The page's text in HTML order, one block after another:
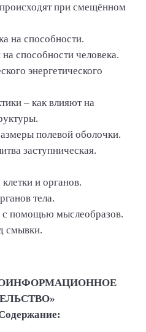
при смещённом
на способности.
способности человека.
энергетического
– как влияют на
полевой оболочки.
заступническая.
и органов.
тела.
с помощью мыслеобразов.
смывки.